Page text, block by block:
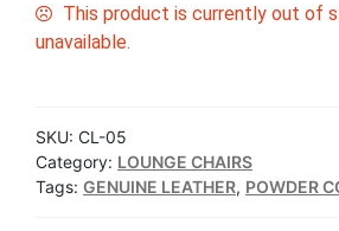
This product is currently out of
unavailable.
SKU: CL-05
Category: LOUNGE CHAIRS
Tags: GENUINE LEATHER, POWDER